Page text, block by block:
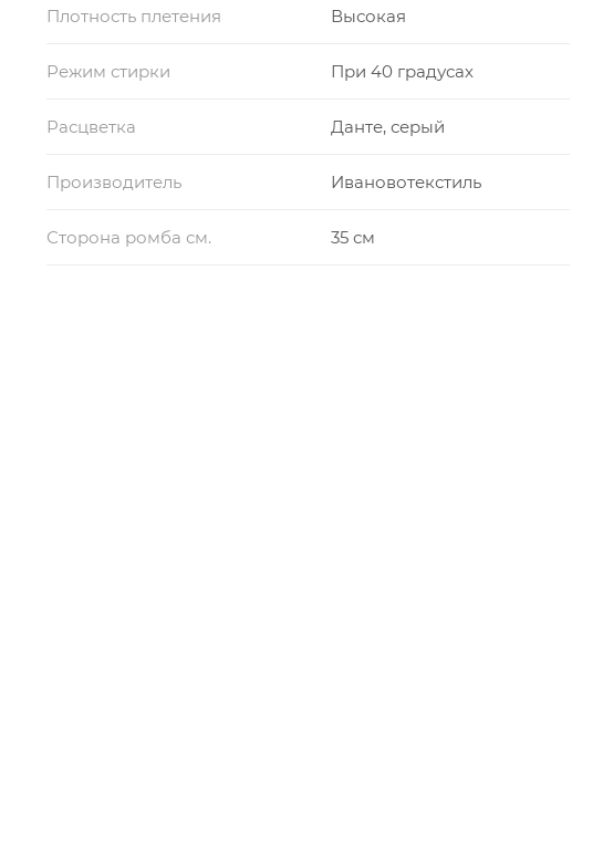
Плотность плетения Высокая
Режим стирки При 40 градусах
Расцветка Данте, серый
Производитель Ивановотекстиль
Сторона ромба см. 35 см